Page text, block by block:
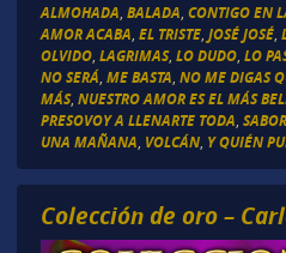
ALMOHADA BALADA CONTIGO EN
AMOR ACABA EL TRISTE, JOSÉ JOSÉ,
OLVIDO, LAGRIMAS, LO DUDO, LO
NO SERÁ ME BASTA NO ME DIGAS
MÁS, NUESTRO AMOR ES EL MÁS
PRESOVOY A LLENARTE TODA
UNA MAÑANA VOLCÁN, Y QUIÉN
Colección de oro –